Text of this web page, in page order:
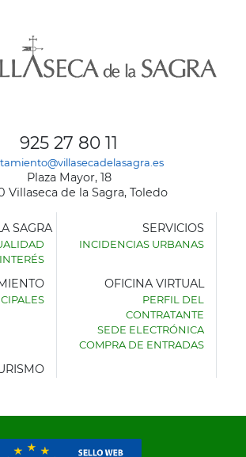
925 27 80 11
Plaza Mayor, 18
Villaseca de la Sagra, Toledo
SAGRA
INTERÉS
SERVICIOS
INCIDENCIAS URBANAS
OFICINA VIRTUAL
PERFIL DEL
CONTRATANTE
SEDE ELECTRÓNICA
COMPRA DE ENTRADAS